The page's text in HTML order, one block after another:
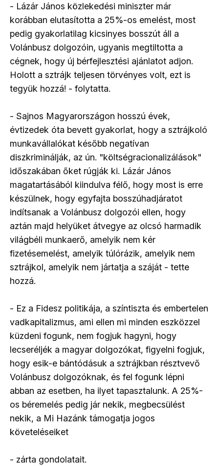
- Lázár János közlekedési miniszter már
korábban elutasította a 25%-os emelést, most
pedig gyakorlatilag kicsinyes bosszút áll a
Volánbusz dolgozóin, ugyanis megtiltotta a
cégnek, hogy új bérfejlesztési ajánlatot adjon.
Holott a sztrájk teljesen törvényes volt, ezt is
tegyük hozzá! - folytatta.
- Sajnos Magyarországon hosszú évek,
évtizedek óta bevett gyakorlat, hogy a sztrájkoló
munkavállalókat később negatívan
diszkriminálják, az ún. "költségracionalizálások"
időszakában őket rúgják ki. Lázár János
magatartásából kiindulva félő, hogy most is erre
készülnek, hogy egyfajta bosszúhadjáratot
indítsanak a Volánbusz dolgozói ellen, hogy
aztán majd helyüket átvegye az olcsó harmadik
világbéli munkaerő, amelyik nem kér
fizetésemelést, amelyik túlórázik, amelyik nem
sztrájkol, amelyik nem jártatja a száját - tette
hozzá.
- Ez a Fidesz politikája, a színtiszta és embertelen
vadkapitalizmus, ami ellen mi minden eszközzel
küzdeni fogunk, nem fogjuk hagyni, hogy
lecseréljék a magyar dolgozókat, figyelni fogjuk,
hogy esik-e bántódásuk a sztrájkban résztvevő
Volánbusz dolgozóknak, és fel fogunk lépni
abban az esetben, ha ilyet tapasztalunk. A 25%-
os béremelés pedig jár nekik, megbecsülést
nekik, a Mi Hazánk támogatja jogos
követeléseiket
- zárta gondolatait.